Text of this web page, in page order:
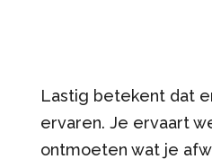
Lastig betekent dat
ervaren. Je ervaart
ontmoeten wat je